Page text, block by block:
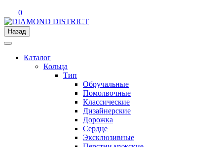
0
Назад
Каталог
Кольца
Тип
Обручальные
Помолвочные
Классические
Дизайнерские
Дорожка
Сердце
Эксклюзивные